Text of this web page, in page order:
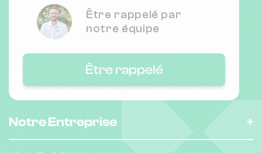
Nombre de lots : 121
7/9 r benjamin franklin 26000 Valence
Chauffage collectif
52 r marcellin berthelot 26000
Être rappelé par
notre équipe
Être rappelé
Notre Entreprise